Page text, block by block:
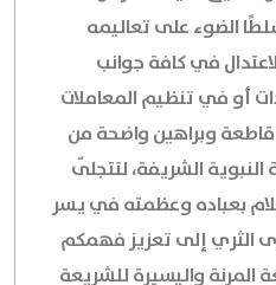
الضوء على تعاليمه
في كافة جوانب
أو في تنظيم المعاملات
وبراهين واضحة من
الشريفة، لتتجلّى
بعباده وعظمته في يسر
الثري إلى تعزيز فهمكم
المرنة واليسيرة للشريعة